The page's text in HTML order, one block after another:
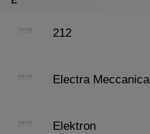
212
Electra Meccanica
Elektron